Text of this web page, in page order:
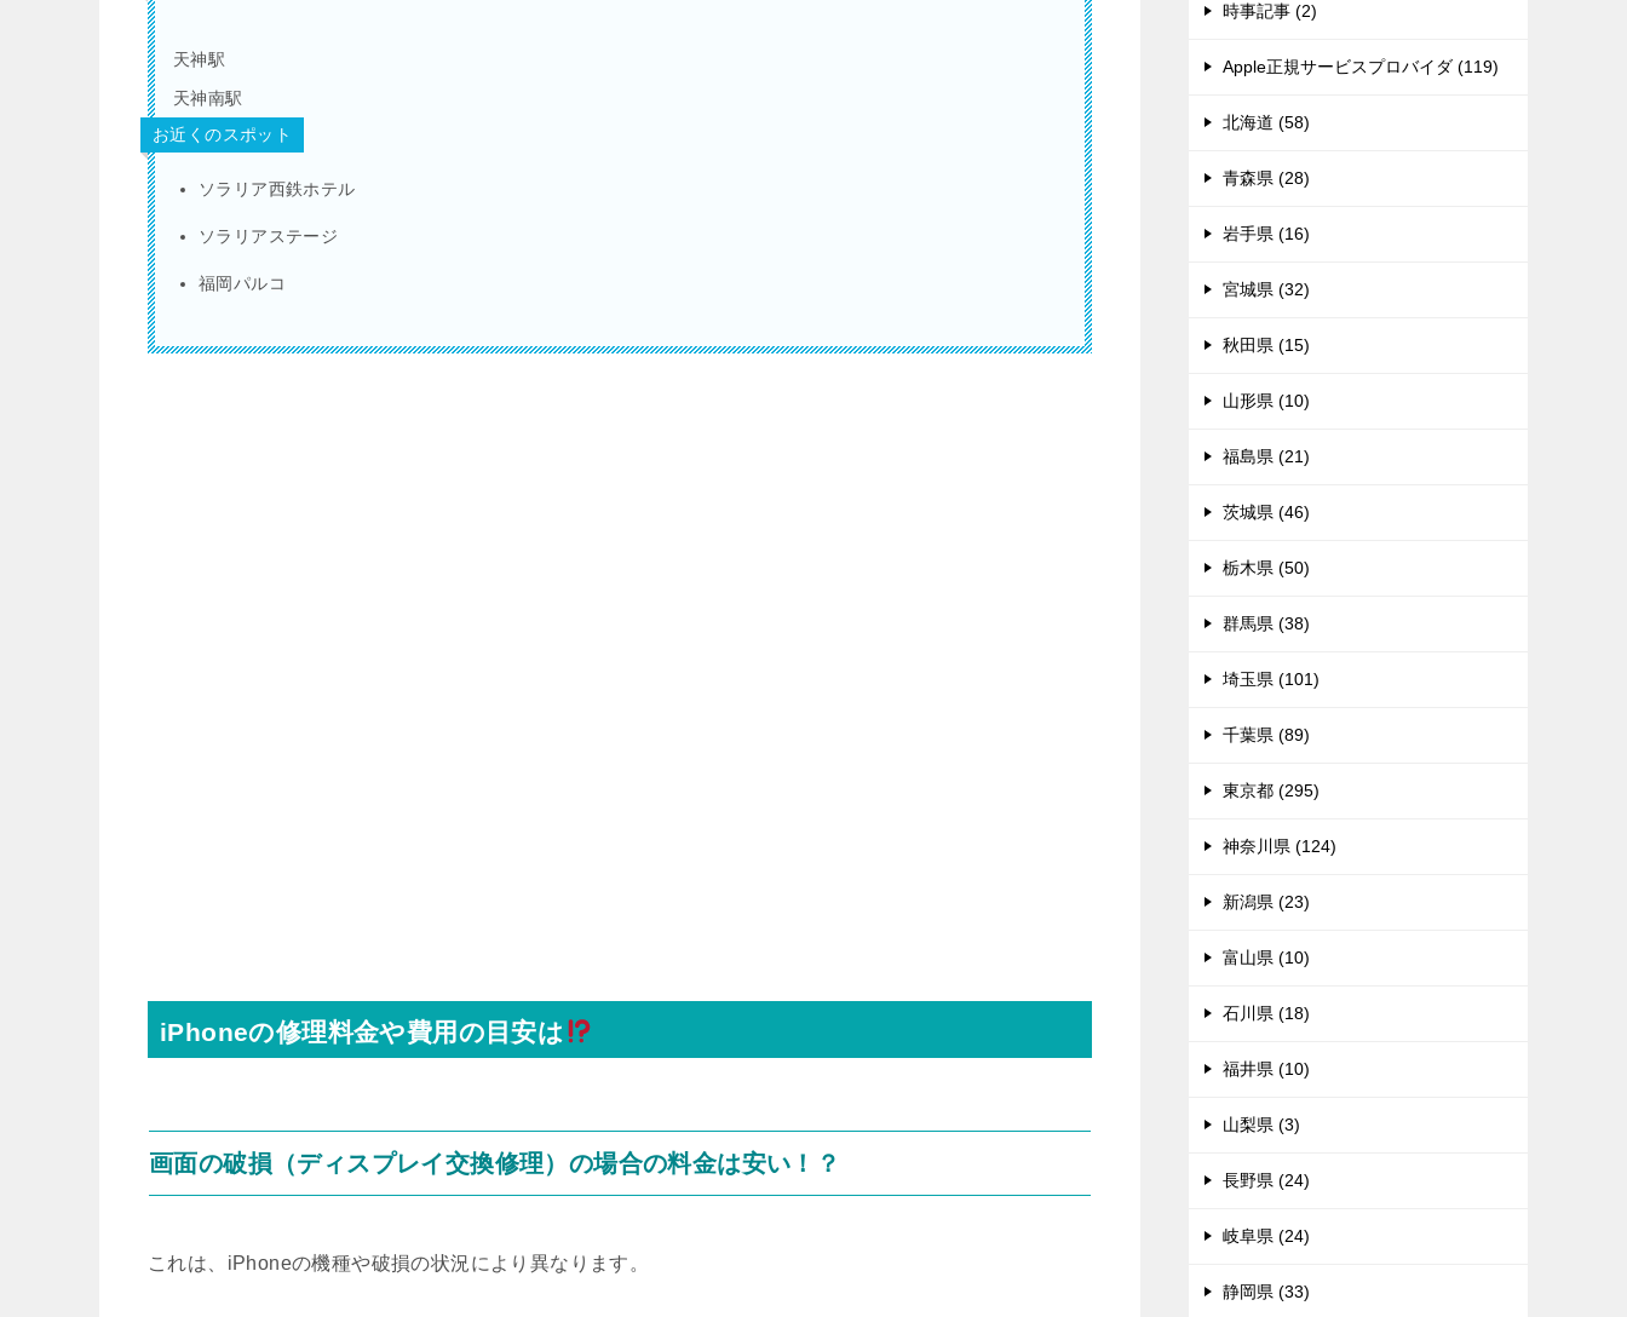
天神駅
天神南駅
お近くのスポット
ソラリア西鉄ホテル
ソラリアステージ
福岡パルコ
iPhoneの修理料金や費用の目安は
画面の破損（ディスプレイ交換修理）の場合の料金は安い！？
これは、iPhoneの機種や破損の状況により異なります。
時事記事 (2)
Apple正規サービスプロバイダ (119)
北海道 (58)
青森県 (28)
岩手県 (16)
宮城県 (32)
秋田県 (15)
山形県 (10)
福島県 (21)
茨城県 (46)
栃木県 (50)
群馬県 (38)
埼玉県 (101)
千葉県 (89)
東京都 (295)
神奈川県 (124)
新潟県 (23)
富山県 (10)
石川県 (18)
福井県 (10)
山梨県 (3)
長野県 (24)
岐阜県 (24)
静岡県 (33)